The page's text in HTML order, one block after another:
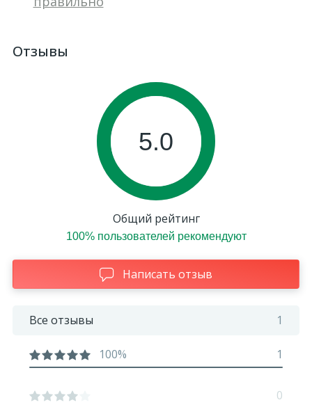
Отзывы
5.0
Общий рейтинг
100% пользователей рекомендуют
Написать отзыв
Все отзывы 1
100% 1
0